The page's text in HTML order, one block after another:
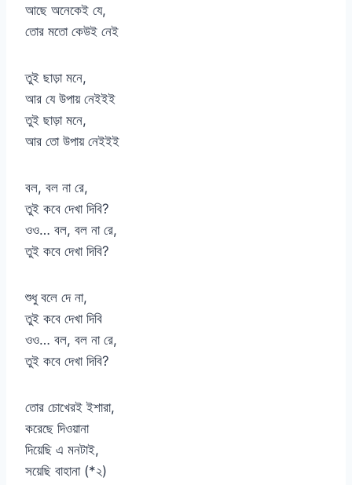
আছে অনেকেই যে,
তোর মতো কেউই নেই
তুই ছাড়া মনে,
আর যে উপায় নেইইই
তুই ছাড়া মনে,
আর তো উপায় নেইইই
বল, বল না রে,
তুই কবে দেখা দিবি?
ওও… বল, বল না রে,
তুই কবে দেখা দিবি?
শুধু বলে দে না,
তুই কবে দেখা দিবি
ওও… বল, বল না রে,
তুই কবে দেখা দিবি?
তোর চোখেরই ইশারা,
করেছে দিওয়ানা
দিয়েছি এ মনটাই,
সয়েছি বাহানা (*২)